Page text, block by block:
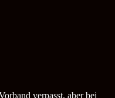
verpasst, aber bei